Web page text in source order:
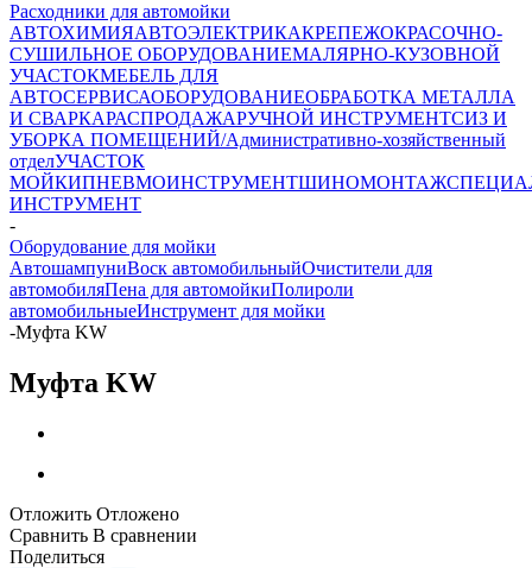
Расходники для автомойки
АВТОХИМИЯАВТОЭЛЕКТРИКАКРЕПЕЖОКРАСОЧНО-
СУШИЛЬНОЕ ОБОРУДОВАНИЕМАЛЯРНО-КУЗОВНОЙ
УЧАСТОКМЕБЕЛЬ ДЛЯ
АВТОСЕРВИСАОБОРУДОВАНИЕОБРАБОТКА МЕТАЛЛА
И СВАРКАРАСПРОДАЖАРУЧНОЙ ИНСТРУМЕНТСИЗ И
УБОРКА ПОМЕЩЕНИЙ/Административно-хозяйственный
отделУЧАСТОК
МОЙКИПНЕВМОИНСТРУМЕНТШИНОМОНТАЖ
ИНСТРУМЕНТ
-
Оборудование для мойки
АвтошампуниВоск автомобильныйОчистители для
автомобиляПена для автомойкиПолироли
автомобильныеИнструмент для мойки
-Муфта KW
Муфта KW
Отложить Отложено
Сравнить В сравнении
Поделиться